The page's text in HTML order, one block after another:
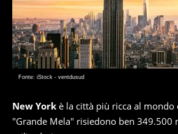
Fonte: iStock - ventdusud
New York è la città più ricca al mondo
"Grande Mela" risiedono ben 349.500